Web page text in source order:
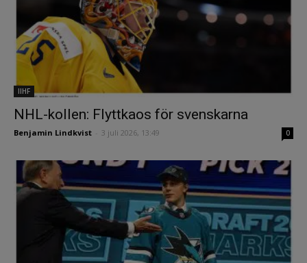
IIHF
NHL-kollen: Flyttkaos för svenskarna
Benjamin Lindkvist 3 juli 2026, 13:49 0